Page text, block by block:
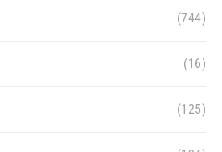
(744)
(16)
(125)